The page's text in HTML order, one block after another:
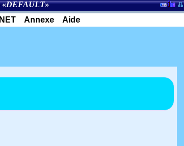
DEFAULT»
Annexe Aide